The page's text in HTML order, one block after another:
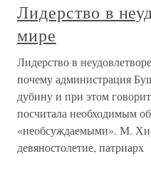
Лидерство в
мире
Лидерство в
почему администрация
дубину и при этом
посчитала необходимым
«необсуждаемыми». М.
девяностолетие, патриарх